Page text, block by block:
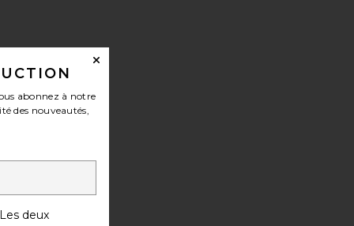
abonnez à notre
des nouveautés,
Les deux